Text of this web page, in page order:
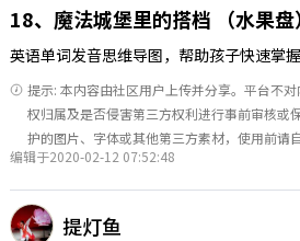
18、魔法城堡里的搭档 （水果盘）
英语单词发音思维导图，帮助孩子快速掌握
提示: 本内容由社区用户上传并分享。平台不
权归属及是否侵害第三方权利进行事前审核或
护的图片、字体或其他第三方素材，使用前请
编辑于2020-02-12 07:52:48
提灯鱼